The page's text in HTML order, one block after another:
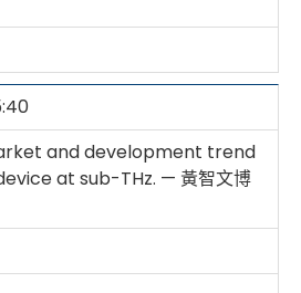
and development trend
at sub-THz. — 黃智文博